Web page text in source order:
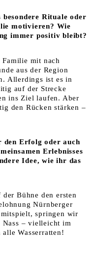
Rituale oder
motivieren? Wie
immer positiv bleibt?
mit nach
aus der Region
Allerdings ist es in
auf der Strecke
ins Ziel laufen. Aber
den Rücken stärken –
den Erfolg oder auch
Erlebnisses
Idee, wie ihr das
Bühne den ersten
Nürnberger
springen wir
Nass – vielleicht im
Wasserratten!